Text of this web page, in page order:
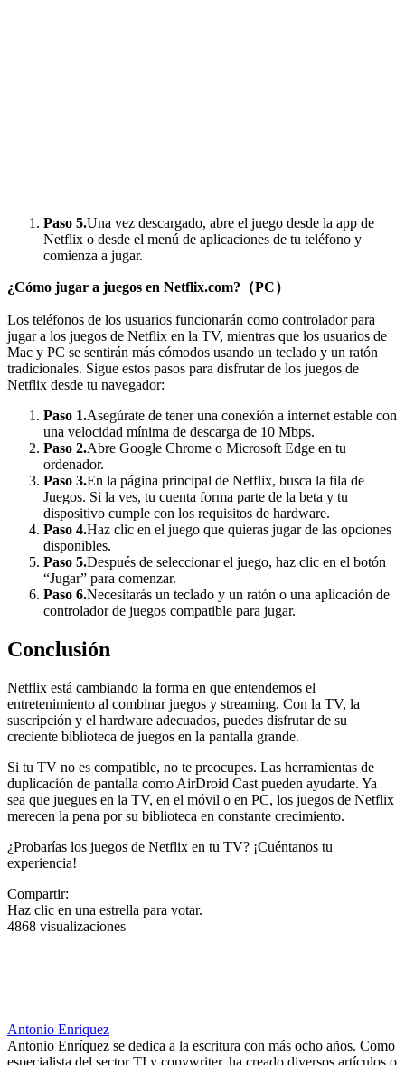
Paso 5.Una vez descargado, abre el juego desde la app de
Netflix o desde el menú de aplicaciones de tu teléfono y
comienza a jugar.
¿Cómo jugar a juegos en Netflix.com?（PC）
Los teléfonos de los usuarios funcionarán como controlador para
jugar a los juegos de Netflix en la TV, mientras que los usuarios de
Mac y PC se sentirán más cómodos usando un teclado y un ratón
tradicionales. Sigue estos pasos para disfrutar de los juegos de
Netflix desde tu navegador:
Paso 1.Asegúrate de tener una conexión a internet estable con
una velocidad mínima de descarga de 10 Mbps.
Paso 2.Abre Google Chrome o Microsoft Edge en tu
ordenador.
Paso 3.En la página principal de Netflix, busca la fila de
Juegos. Si la ves, tu cuenta forma parte de la beta y tu
dispositivo cumple con los requisitos de hardware.
Paso 4.Haz clic en el juego que quieras jugar de las opciones
disponibles.
Paso 5.Después de seleccionar el juego, haz clic en el botón
“Jugar” para comenzar.
Paso 6.Necesitarás un teclado y un ratón o una aplicación de
controlador de juegos compatible para jugar.
Conclusión
Netflix está cambiando la forma en que entendemos el
entretenimiento al combinar juegos y streaming. Con la TV, la
suscripción y el hardware adecuados, puedes disfrutar de su
creciente biblioteca de juegos en la pantalla grande.
Si tu TV no es compatible, no te preocupes. Las herramientas de
duplicación de pantalla como AirDroid Cast pueden ayudarte. Ya
sea que juegues en la TV, en el móvil o en PC, los juegos de Netflix
merecen la pena por su biblioteca en constante crecimiento.
¿Probarías los juegos de Netflix en tu TV? ¡Cuéntanos tu
experiencia!
Compartir:
Haz clic en una estrella para votar.
4868 visualizaciones
Antonio Enriquez
Antonio Enríquez se dedica a la escritura con más ocho años. Como
especialista del sector TI y copywriter, ha creado diversos artículos o